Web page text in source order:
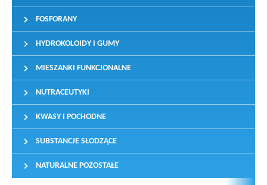
FOSFORANY
HYDROKOLOIDY I GUMY
MIESZANKI FUNKCJONALNE
NUTRACEUTYKI
KWASY I POCHODNE
SUBSTANCJE SŁODZĄCE
NATURALNE POZOSTAŁE